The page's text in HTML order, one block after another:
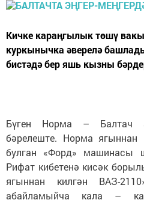
Кичке караңгылык төшү
куркынычка әверелә
бистәдә бер яшь кызны
Бүген Норма – Балтач
бәрелеште. Норма ягыннан
булган «Форд» машинасы
Рифат кибетенә кисәк
ягыннан килгән ВАЗ-
абайламыйча кала –